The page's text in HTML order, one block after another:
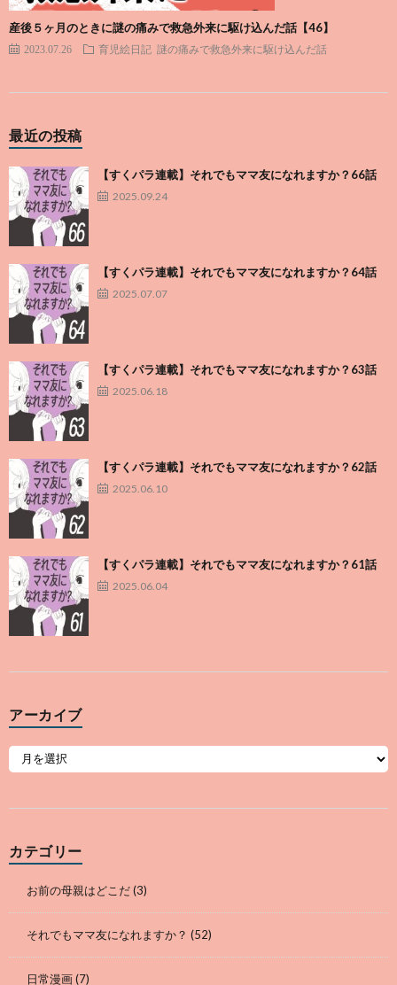
産後５ヶ月のときに謎の痛みで救急外来に駆け込んだ話【46】
2023.07.26 育児絵日記 謎の痛みで救急外来に駆け込んだ話
最近の投稿
【すくパラ連載】それでもママ友になれますか？66話
2025.09.24
【すくパラ連載】それでもママ友になれますか？64話
2025.07.07
【すくパラ連載】それでもママ友になれますか？63話
2025.06.18
【すくパラ連載】それでもママ友になれますか？62話
2025.06.10
【すくパラ連載】それでもママ友になれますか？61話
2025.06.04
アーカイブ
カテゴリー
お前の母親はどこだ(3)
それでもママ友になれますか？ (52)
日常漫画(7)